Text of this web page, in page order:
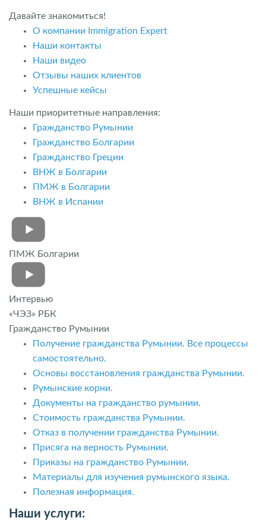
Давайте знакомиться!
О компании Immigration Expert
Наши контакты
Наши видео
Отзывы наших клиентов
Успешные кейсы
Наши приоритетные направления:
Гражданство Румынии
Гражданство Болгарии
Гражданство Греции
ВНЖ в Болгарии
ПМЖ в Болгарии
ВНЖ в Испании
ПМЖ Болгарии
Интервью
«ЧЭЗ» РБК
Гражданство Румынии
Получение гражданства Румынии. Все процессы
самостоятельно.
Основы восстановления гражданства Румынии.
Румынские корни.
Документы на гражданство румынии.
Стоимость гражданства Румынии.
Отказ в получении гражданства Румынии.
Присяга на верность Румынии.
Приказы на гражданство Румынии.
Материалы для изучения румынского языка.
Полезная информация.
Наши услуги: